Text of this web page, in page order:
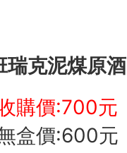
瑞克泥煤原酒
購價:700元
盒價:600元